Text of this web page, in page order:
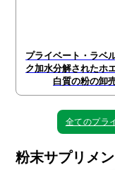
プライベート・ラベ
ク加水分解されたホ
白質の粉の卸
全てのプラ
粉末サプリメ